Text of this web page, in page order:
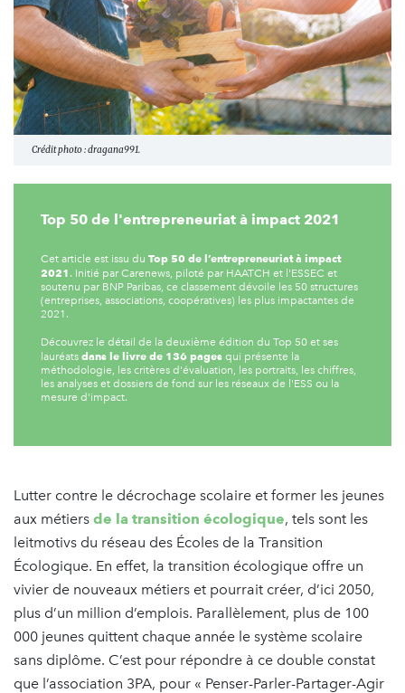
Crédit photo : dragana991.
Top 50 de l'entrepreneuriat à impact 2021
Cet article est issu du Top 50 de l’entrepreneuriat à impact
2021 . Initié par Carenews, piloté par HAATCH et l'ESSEC et
soutenu par BNP Paribas, ce classement dévoile les 50 structures
(entreprises, associations, coopératives) les plus impactantes de
2021.
Découvrez le détail de la deuxième édition du Top 50 et ses
lauréats dans le livre de 136 pages qui présente la
méthodologie, les critères d'évaluation, les portraits, les chiffres,
les analyses et dossiers de fond sur les réseaux de l'ESS ou la
mesure d'impact.
Lutter contre le décrochage scolaire et former les jeunes
aux métiers de la transition écologique, tels sont les
leitmotivs du réseau des Écoles de la Transition
Écologique. En effet, la transition écologique offre un
vivier de nouveaux métiers et pourrait créer, d’ici 2050,
plus d’un million d’emplois. Parallèlement, plus de 100
000 jeunes quittent chaque année le système scolaire
sans diplôme. C’est pour répondre à ce double constat
que l’association 3PA, pour « Penser-Parler-Partager-Agir